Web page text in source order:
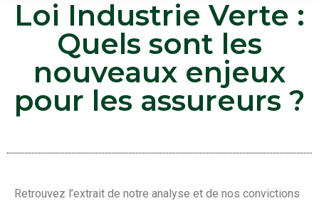
Loi Industrie Verte :
Quels sont les
nouveaux enjeux
pour les assureurs ?
Retrouvez l’extrait de notre analyse et de nos convictions